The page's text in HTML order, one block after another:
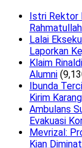
Istri Rektor
Rahmatullah
Lalai
Laporkan
Klaim
Alumni
Ibunda
Kirim
Ambulans
Evakuasi
Mevrizal:
Kian